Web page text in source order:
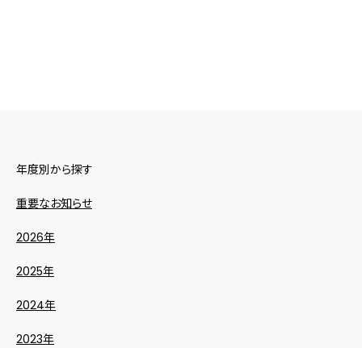
年度別から探す
重要なお知らせ
2026年
2025年
2024年
2023年